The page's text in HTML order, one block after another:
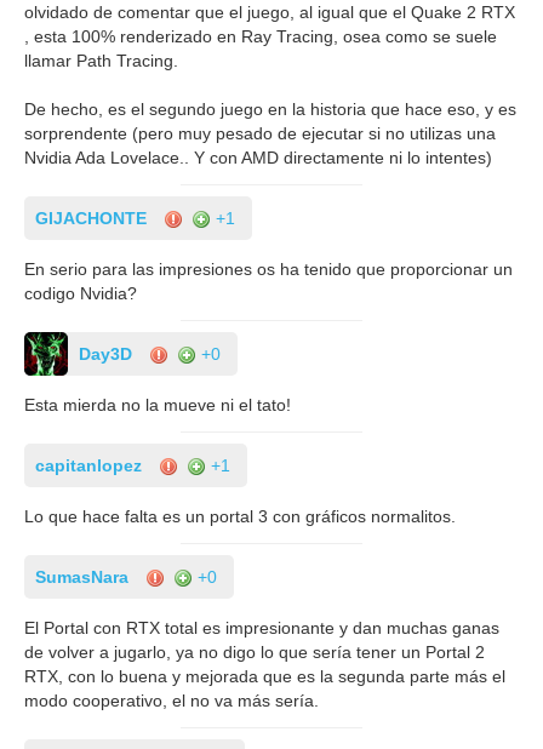
olvidado de comentar que el juego, al igual que el Quake 2 RTX
, esta 100% renderizado en Ray Tracing, osea como se suele
llamar Path Tracing.
De hecho, es el segundo juego en la historia que hace eso, y es
sorprendente (pero muy pesado de ejecutar si no utilizas una
Nvidia Ada Lovelace.. Y con AMD directamente ni lo intentes)
GIJACHONTE +1
En serio para las impresiones os ha tenido que proporcionar un
codigo Nvidia?
Day3D +0
Esta mierda no la mueve ni el tato!
capitanlopez +1
Lo que hace falta es un portal 3 con gráficos normalitos.
SumasNara +0
El Portal con RTX total es impresionante y dan muchas ganas
de volver a jugarlo, ya no digo lo que sería tener un Portal 2
RTX, con lo buena y mejorada que es la segunda parte más el
modo cooperativo, el no va más sería.